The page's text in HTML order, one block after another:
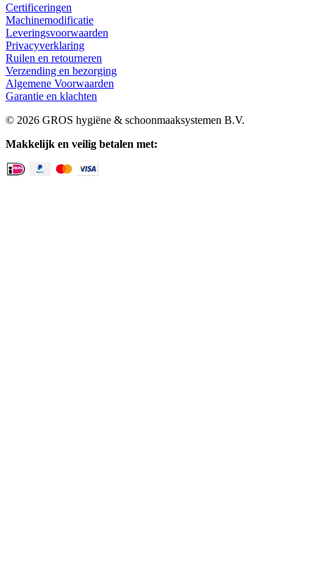
Certificeringen
Machinemodificatie
Leveringsvoorwaarden
Privacyverklaring
Ruilen en retourneren
Verzending en bezorging
Algemene Voorwaarden
Garantie en klachten
© 2026 GROS hygiëne & schoonmaaksystemen B.V.
Makkelijk en veilig betalen met: